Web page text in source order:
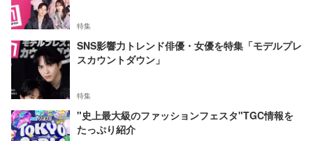
特集
SNS影響力トレンド俳優・女優を特集「モデルプレ
スカウントダウン」
特集
"史上最大級のファッションフェスタ"TGC情報を
たっぷり紹介